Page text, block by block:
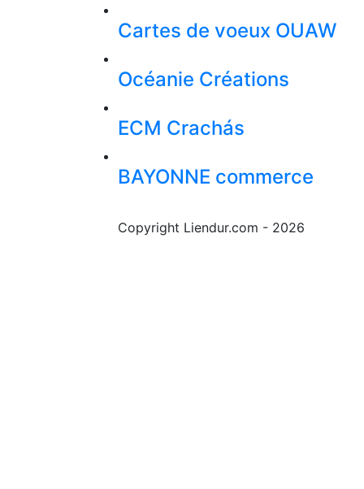
Cartes de voeux OUAW
Océanie Créations
ECM Crachás
BAYONNE commerce
Copyright Liendur.com - 2026